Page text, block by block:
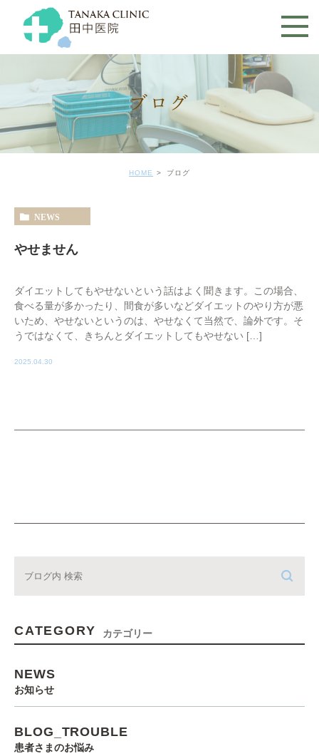
ブログ
HOME ブログ
NEWS
やせません
ダイエットしてもやせないという話はよく聞きます。この場合、
食べる量が多かったり、間食が多いなどダイエットのやり方が悪
いため、やせないというのは、やせなくて当然で、論外です。そ
うではなくて、きちんとダイエットしてもやせない […]
2025.04.30
CATEGORY カテゴリー
NEWS
お知らせ
BLOG_TROUBLE
患者さまのお悩み